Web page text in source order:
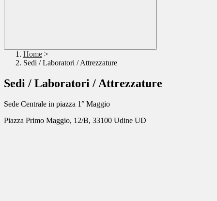
Home >
Sedi / Laboratori / Attrezzature
Sedi / Laboratori / Attrezzature
Sede Centrale in piazza 1° Maggio
Piazza Primo Maggio, 12/B, 33100 Udine UD